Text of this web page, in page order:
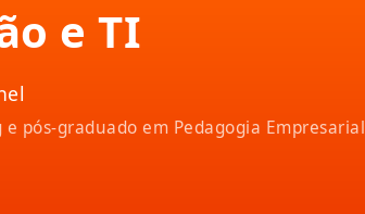
e TI
pós-graduado em Pedagogia Empresarial